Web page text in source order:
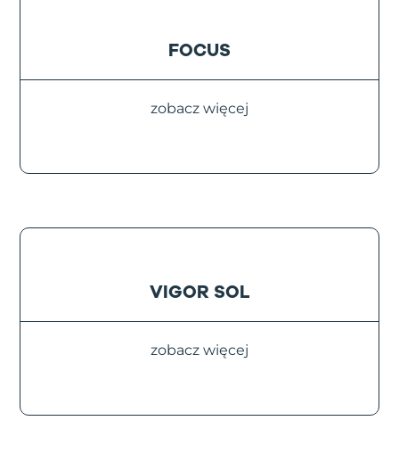
FOCUS
zobacz więcej
VIGOR SOL
zobacz więcej